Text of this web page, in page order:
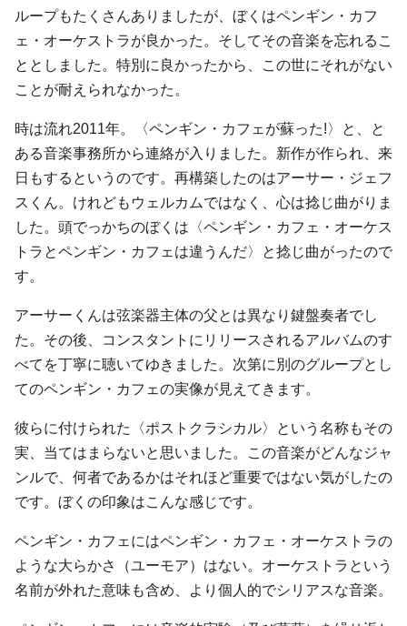
ループもたくさんありましたが、ぼくはペンギン・カフ
ェ・オーケストラが良かった。そしてその音楽を忘れるこ
ととしました。特別に良かったから、この世にそれがない
ことが耐えられなかった。
時は流れ2011年。〈ペンギン・カフェが蘇った!〉と、と
ある音楽事務所から連絡が入りました。新作が作られ、来
日もするというのです。再構築したのはアーサー・ジェフ
スくん。けれどもウェルカムではなく、心は捻じ曲がりま
した。頭でっかちのぼくは〈ペンギン・カフェ・オーケス
トラとペンギン・カフェは違うんだ〉と捻じ曲がったので
す。
アーサーくんは弦楽器主体の父とは異なり鍵盤奏者でし
た。その後、コンスタントにリリースされるアルバムのす
べてを丁寧に聴いてゆきました。次第に別のグループとし
てのペンギン・カフェの実像が見えてきます。
彼らに付けられた〈ポストクラシカル〉という名称もその
実、当てはまらないと思いました。この音楽がどんなジャ
ンルで、何者であるかはそれほど重要ではない気がしたの
です。ぼくの印象はこんな感じです。
ペンギン・カフェにはペンギン・カフェ・オーケストラの
ような大らかさ（ユーモア）はない。オーケストラという
名前が外れた意味も含め、より個人的でシリアスな音楽。